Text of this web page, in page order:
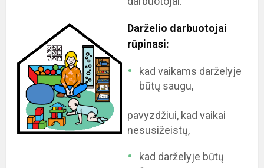
Darželio darbuotojai
rūpinasi:
kad vaikams darželyje
būtų saugu,
pavyzdžiui, kad vaikai
nesusižeistų,
kad darželyje būtų